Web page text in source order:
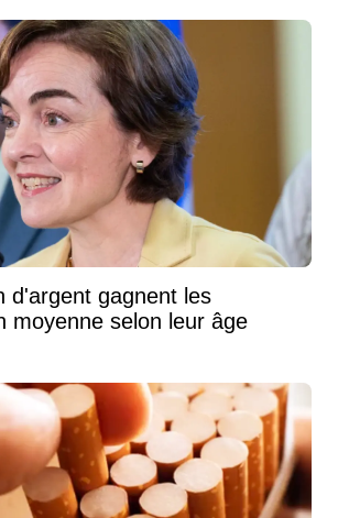
d'argent gagnent les
moyenne selon leur âge